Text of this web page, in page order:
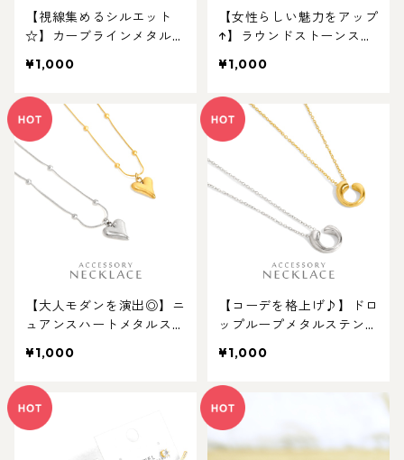
【視線集めるシルエット
☆】カーブラインメタルバ
ンペーン対象商品
¥1,000
【女性らしい魅力をアップ
↑】ラウンドストーンステ
ペーンー対象商品
¥1,000
【大人モダンを演出◎】ニ
ュアンスハートメタルステ
ト。キャンペーン対象商
品。
¥1,000
【コーデを格上げ♪】ドロ
ップループメタルステンレ
キャンペーン対象の
¥1,000